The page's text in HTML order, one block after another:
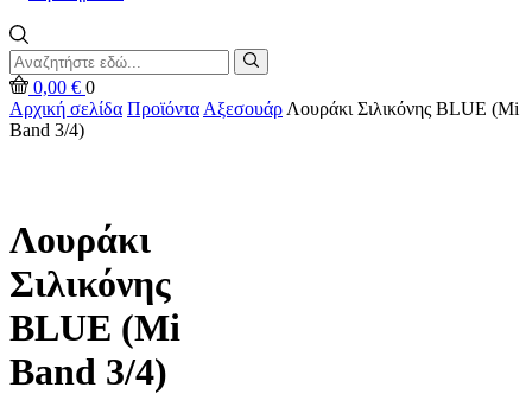
Search
input
Αναζήτηση
0,00 € 0
Αρχική σελίδα Προϊόντα Αξεσουάρ Λουράκι Σιλικόνης BLUE (Mi
Band 3/4)
Λουράκι
Σιλικόνης
BLUE (Mi
Band 3/4)